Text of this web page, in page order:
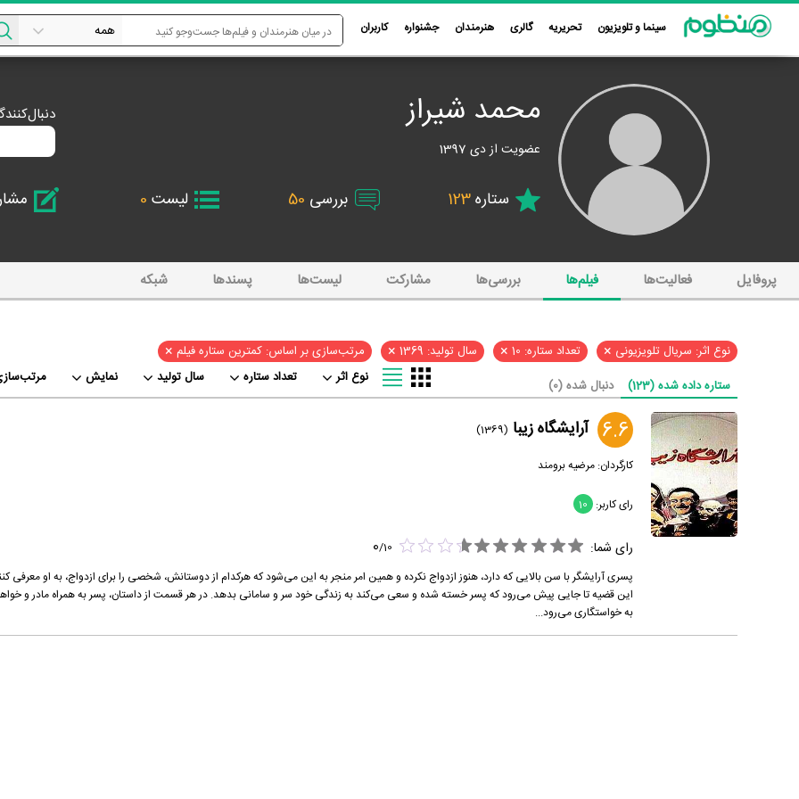
سینما و تلویزیون تحریریه گالری هنرمندان جشنواره کاربران
محمد شیراز
عضویت از دی 1397
ستاره123 بررسی 50 لیست 0
پروفایل فعالیت‌ها فیلم‌ها بررسی‌ها مشارکت لیست‌ها پسند‌ها شبکه
نوع اثر: سریال تلویزیونی × تعداد ستاره: 10 × سال تولید: 1369 × مرتب‌سازی بر اساس: کمترین ستاره فیلم ×
ستاره داده شده (123) دنبال شده (0) نمایش سال تولید تعداد ستاره نوع اثر
6.6 آرایشگاه زیبا (1369)
کارگردان:مرضیه برومند
رای کاربر: 10
رای شما: 0/10
پسری آرایشگر با سن بالایی که دارد، هنوز ازدواج نکرده و همین امر منجر به این می‌شود که هرکدام از دوستانش، شخصی را برای ازدواج، به او معرفی
این قضیه تا جایی پیش می‌رود که پسر خسته شده و سعی می‌کند به زندگی خود سر و سامانی بدهد. در هر قسمت از داستان، پسر به همراه مادر و
به خواستگاری می‌رود...